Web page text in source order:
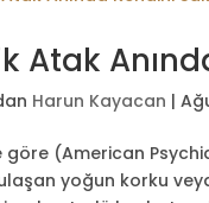
Atak
Harun Kayacan |
göre (American
yoğun korku